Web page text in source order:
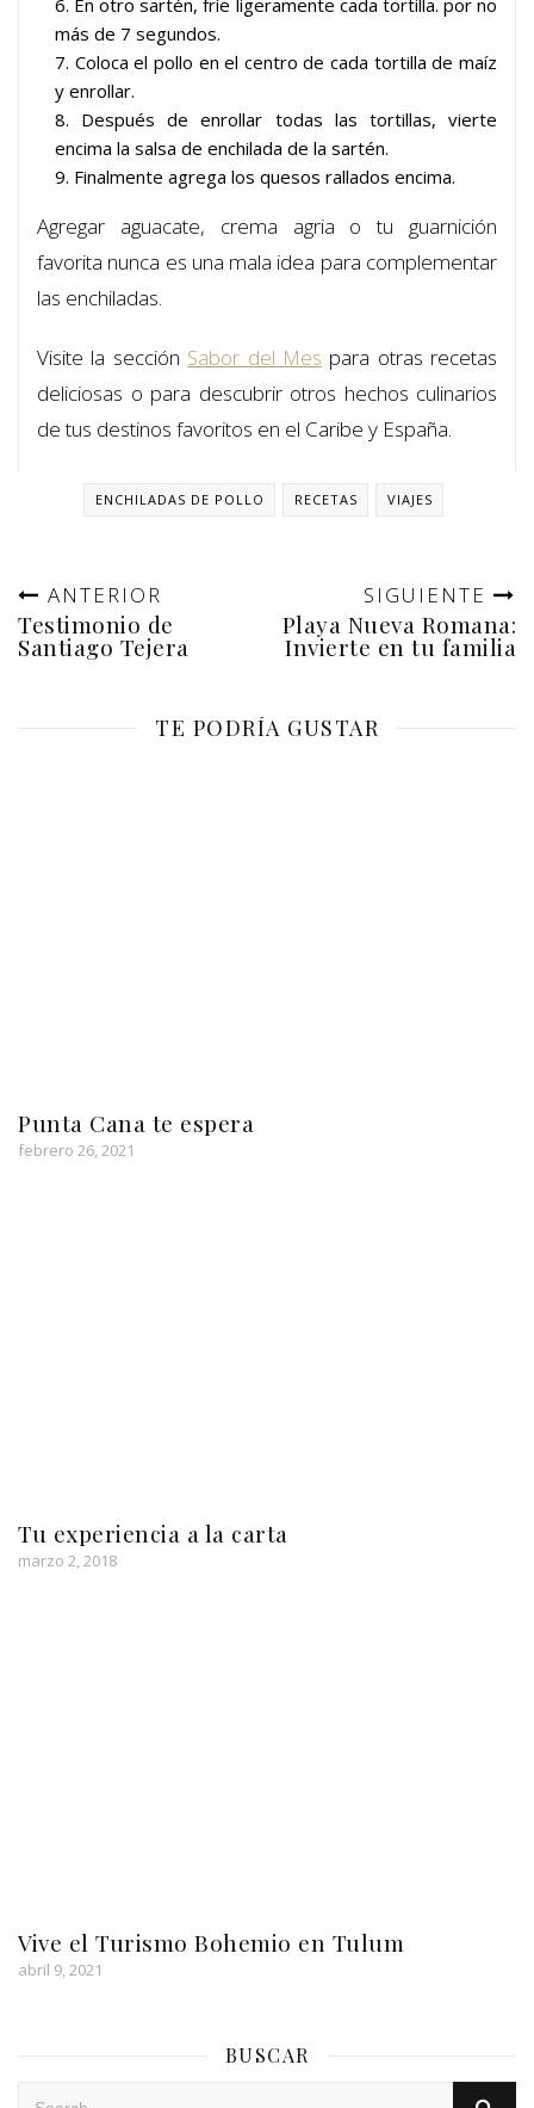
En otro sartén, fríe ligeramente cada tortilla. por no
más de 7 segundos.
Coloca el pollo en el centro de cada tortilla de maíz
y enrollar.
Después de enrollar todas las tortillas, vierte
encima la salsa de enchilada de la sartén.
Finalmente agrega los quesos rallados encima.
Agregar aguacate, crema agria o tu guarnición
favorita nunca es una mala idea para complementar
las enchiladas.
Visite la sección Sabor del Mes para otras recetas
deliciosas o para descubrir otros hechos culinarios
de tus destinos favoritos en el Caribe y España.
ENCHILADAS DE POLLO RECETAS VIAJES
ANTERIOR
Testimonio de
Santiago Tejera
SIGUIENTE
Playa Nueva Romana:
Invierte en tu familia
TE PODRÍA GUSTAR
Punta Cana te espera
febrero 26, 2021
Tu experiencia a la carta
marzo 2, 2018
Vive el Turismo Bohemio en Tulum
abril 9, 2021
BUSCAR